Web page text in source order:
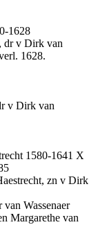
1628
dr v Dirk van
1628.
v Dirk van
1580-1641 X
zn v Dirk
Wassenaer
Margarethe van